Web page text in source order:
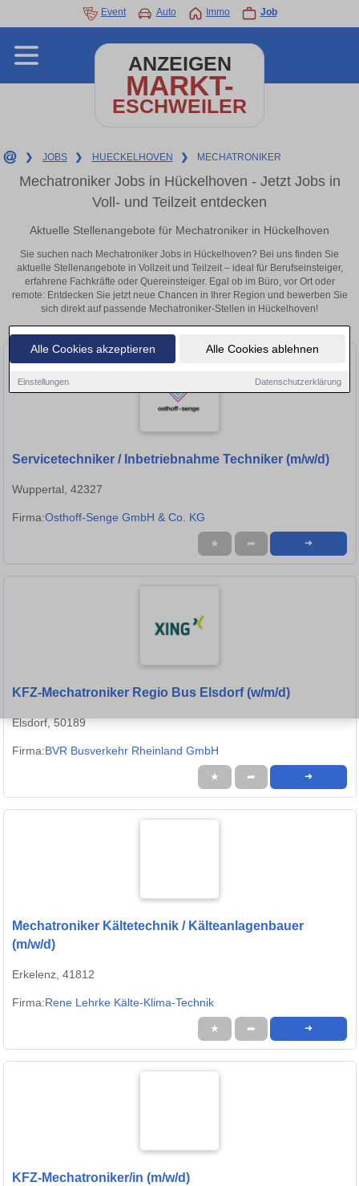
Alle Cookies akzeptieren Alle Cookies ablehnen
Einstellungen Datenschutzerklärung
Event Auto Immo Job
ANZEIGEN
MARKT-
ESCHWEILER
❯ JOBS ❯ HUECKELHOVEN ❯ MECHATRONIKER
Mechatroniker Jobs in Hückelhoven - Jetzt Jobs in
Voll- und Teilzeit entdecken
Aktuelle Stellenangebote für Mechatroniker in Hückelhoven
Sie suchen nach Mechatroniker Jobs in Hückelhoven? Bei uns finden Sie
aktuelle Stellenangebote in Vollzeit und Teilzeit – ideal für Berufseinsteiger,
erfahrene Fachkräfte oder Quereinsteiger. Egal ob im Büro, vor Ort oder
remote: Entdecken Sie jetzt neue Chancen in Ihrer Region und bewerben Sie
sich direkt auf passende Mechatroniker-Stellen in Hückelhoven!
Servicetechniker / Inbetriebnahme Techniker (m/w/d)
Wuppertal, 42327
Firma:Osthoff-Senge GmbH & Co. KG
★ ➦ ➜
KFZ-Mechatroniker Regio Bus Elsdorf (w/m/d)
Elsdorf, 50189
Firma:BVR Busverkehr Rheinland GmbH
★ ➦ ➜
Mechatroniker Kältetechnik / Kälteanlagenbauer
(m/w/d)
Erkelenz, 41812
Firma:Rene Lehrke Kälte-Klima-Technik
★ ➦ ➜
KFZ-Mechatroniker/in (m/w/d)